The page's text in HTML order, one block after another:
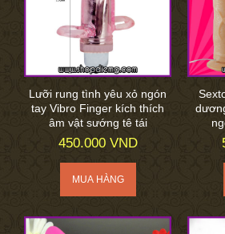
Lưỡi rung tình yêu xỏ ngón
tay Vibro Finger kích thích
âm vật sướng tê tái
450.000 VND